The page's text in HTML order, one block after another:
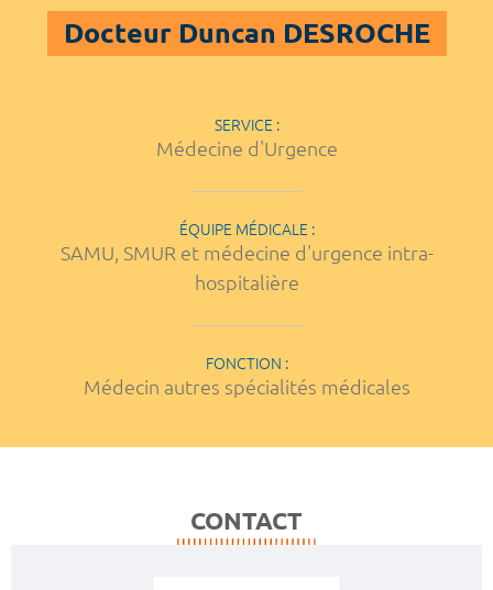
Docteur Duncan DESROCHE
SERVICE :
Médecine d'Urgence
ÉQUIPE MÉDICALE :
SAMU, SMUR et médecine d'urgence intra-
hospitalière
FONCTION :
Médecin autres spécialités médicales
CONTACT